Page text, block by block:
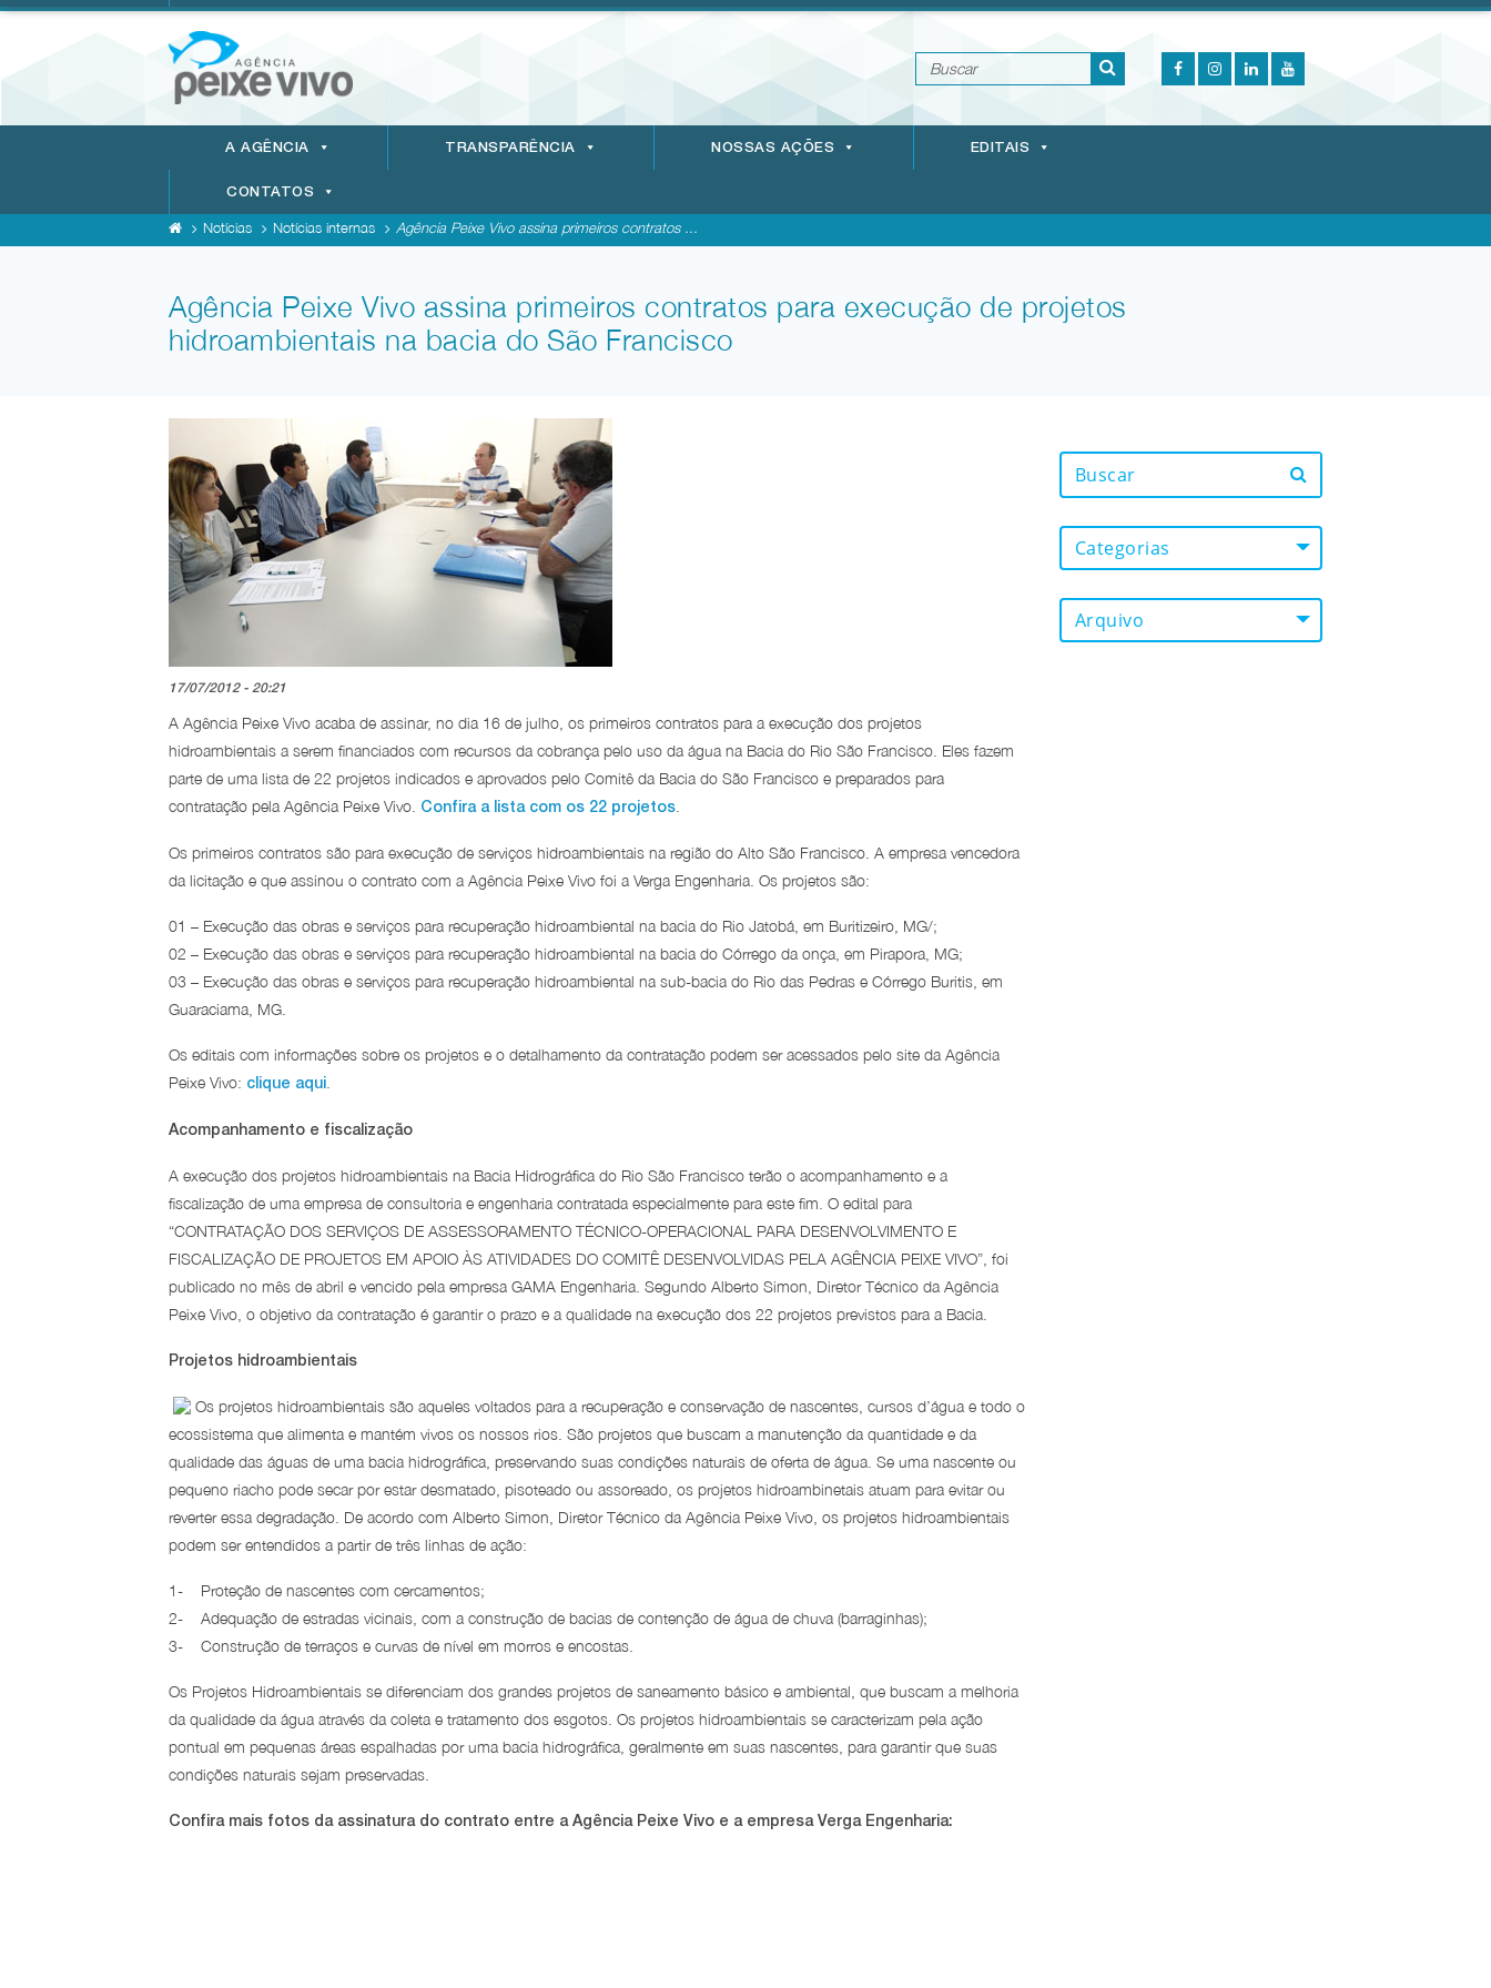
A AGÊNCIA TRANSPARÊNCIA NOSSAS AÇÕES EDITAIS
CONTATOS
Notícias Notícias internas Agência Peixe Vivo assina primeiros contratos ...
Agência Peixe Vivo assina primeiros contratos para execução de projetos
hidroambientais na bacia do São Francisco
17/07/2012 - 20:21
A Agência Peixe Vivo acaba de assinar, no dia 16 de julho, os primeiros contratos para a execução dos projetos
hidroambientais a serem financiados com recursos da cobrança pelo uso da água na Bacia do Rio São Francisco. Eles fazem
parte de uma lista de 22 projetos indicados e aprovados pelo Comitê da Bacia do São Francisco e preparados para
contratação pela Agência Peixe Vivo. Confira a lista com os 22 projetos
Os primeiros contratos são para execução de serviços hidroambientais na região do Alto São Francisco. A empresa vencedora
da licitação e que assinou o contrato com a Agência Peixe Vivo foi a Verga Engenharia. Os projetos são:
01 – Execução das obras e serviços para recuperação hidroambiental na bacia do Rio Jatobá, em Buritizeiro, MG/;
02 – Execução das obras e serviços para recuperação hidroambiental na bacia do Córrego da onça, em Pirapora, MG;
03 – Execução das obras e serviços para recuperação hidroambiental na sub-bacia do Rio das Pedras e Córrego Buritis, em
Guaraciama, MG.
Os editais com informações sobre os projetos e o detalhamento da contratação podem ser acessados pelo site da Agência
Peixe Vivo: clique aqui
Acompanhamento e fiscalização
A execução dos projetos hidroambientais na Bacia Hidrográfica do Rio São Francisco terão o acompanhamento e a
fiscalização de uma empresa de consultoria e engenharia contratada especialmente para este fim. O edital para
“CONTRATAÇÃO DOS SERVIÇOS DE ASSESSORAMENTO TÉCNICO-OPERACIONAL PARA DESENVOLVIMENTO E
FISCALIZAÇÃO DE PROJETOS EM APOIO ÀS ATIVIDADES DO COMITÊ DESENVOLVIDAS PELA AGÊNCIA PEIXE VIVO”, foi
publicado no mês de abril e vencido pela empresa GAMA Engenharia. Segundo Alberto Simon, Diretor Técnico da Agência
Peixe Vivo, o objetivo da contratação é garantir o prazo e a qualidade na execução dos 22 projetos previstos para a Bacia.
Projetos hidroambientais
Os projetos hidroambientais são aqueles voltados para a recuperação e conservação de nascentes, cursos d’água e todo o
ecossistema que alimenta e mantém vivos os nossos rios. São projetos que buscam a manutenção da quantidade e da
qualidade das águas de uma bacia hidrográfica, preservando suas condições naturais de oferta de água. Se uma nascente ou
pequeno riacho pode secar por estar desmatado, pisoteado ou assoreado, os projetos hidroambinetais atuam para evitar ou
reverter essa degradação. De acordo com Alberto Simon, Diretor Técnico da Agência Peixe Vivo, os projetos hidroambientais
podem ser entendidos a partir de três linhas de ação:
1- Proteção de nascentes com cercamentos;
2- Adequação de estradas vicinais, com a construção de bacias de contenção de água de chuva (barraginhas);
3- Construção de terraços e curvas de nível em morros e encostas.
Os Projetos Hidroambientais se diferenciam dos grandes projetos de saneamento básico e ambiental, que buscam a melhoria
da qualidade da água através da coleta e tratamento dos esgotos. Os projetos hidroambientais se caracterizam pela ação
pontual em pequenas áreas espalhadas por uma bacia hidrográfica, geralmente em suas nascentes, para garantir que suas
condições naturais sejam preservadas.
Confira mais fotos da assinatura do contrato entre a Agência Peixe Vivo e a empresa Verga Engenharia:
Categorias
Arquivo